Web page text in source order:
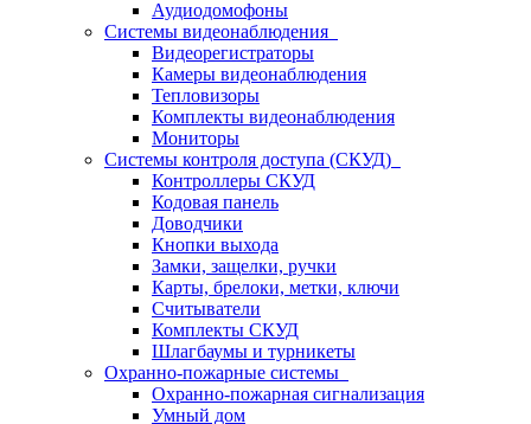
Аудиодомофоны
Системы видеонаблюдения
Видеорегистраторы
Камеры видеонаблюдения
Тепловизоры
Комплекты видеонаблюдения
Мониторы
Системы контроля доступа (СКУД)
Контроллеры СКУД
Кодовая панель
Доводчики
Кнопки выхода
Замки, защелки, ручки
Карты, брелоки, метки, ключи
Считыватели
Комплекты СКУД
Шлагбаумы и турникеты
Охранно-пожарные системы
Охранно-пожарная сигнализация
Умный дом